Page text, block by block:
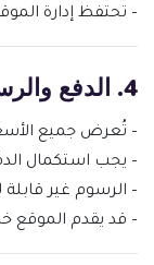
– تحتفظ إدارة
4. الدفع والرسوم
– تُعرض جميع
– يجب استكمال
– الرسوم غير قابلة
– قد يقدم الموقع